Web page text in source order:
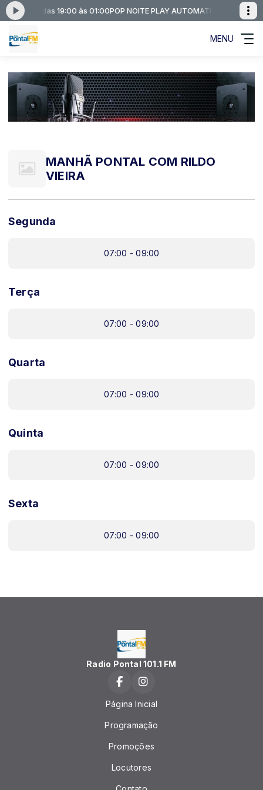
das 19:00 às 01:00POP NOITE PLAY AUTOMATICO das 19:00
MENU
MANHÃ PONTAL COM RILDO
VIEIRA
Segunda
07:00 - 09:00
Terça
07:00 - 09:00
Quarta
07:00 - 09:00
Quinta
07:00 - 09:00
Sexta
07:00 - 09:00
Radio Pontal 101.1 FM
Página Inicial
Programação
Promoções
Locutores